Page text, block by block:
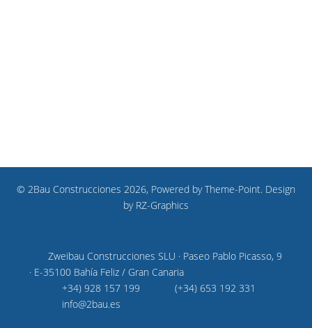
© 2Bau Construcciones 2026, Powered byTheme-Point. Design
by RZ-Graphics
Zweibau Construcciones SLU · Paseo Pablo Picasso, 9
· E-35100 Bahía Feliz / Gran Canaria
+34) 928 157 199
(+34) 653 192 331
info@2bau.es